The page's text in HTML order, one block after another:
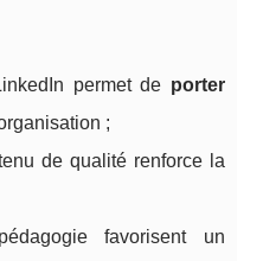
permet de porter
;
de qualité renforce la
favorisent un